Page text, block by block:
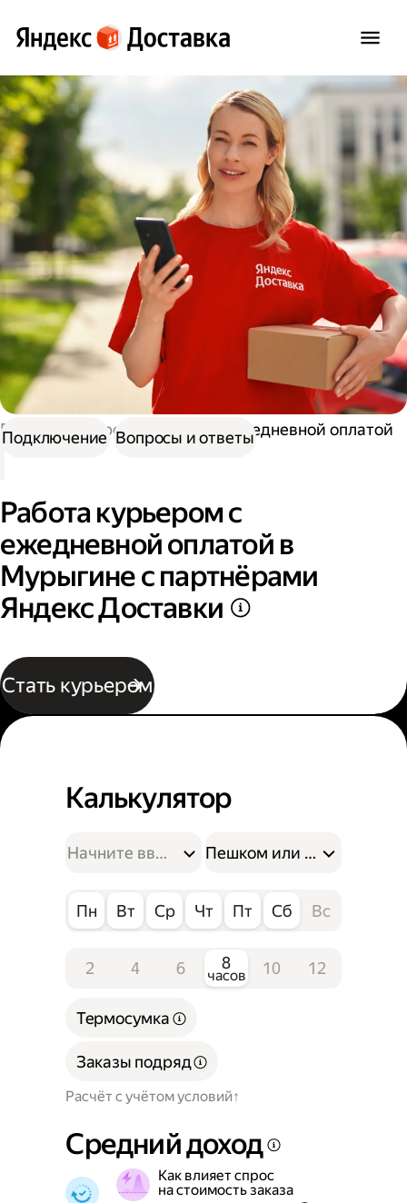
Работа курьером Курьер с ежедневной оплатой
Работа курьером с
ежедневной оплатой в
Мурыгине с партнёрами
Яндекс Доставки
Стать курьером
Подключение Вопросы и ответы
Калькулятор
Пешком или на
Пн Вт Ср Чт Пт Сб Вс
2 4 6 8
часов 10 12
Расчёт с учётом условий
Термосумка
Заказы подряд
Средний доход
Как влияет спрос
на стоимость заказа